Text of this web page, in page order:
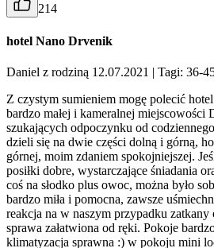
214
hotel Nano Drvenik
Daniel z rodziną 12.07.2021 | Tagi: 36-
Z czystym sumieniem mogę polecić
bardzo małej i kameralnej miejscowości
szukających odpoczynku od
dzieli się na dwie części dolną i górną,
górnej, moim zdaniem spokojniejszej.
posiłki dobre, wystarczające śniadania
coś na słodko plus owoc, można było
bardzo miła i pomocna, zawsze
reakcja na w naszym przypadku
sprawa załatwiona od ręki. Pokoje
klimatyzacja sprawna :) w pokoju mini